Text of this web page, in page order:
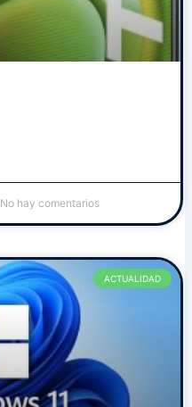
No hay comentarios
ACTUALIDAD